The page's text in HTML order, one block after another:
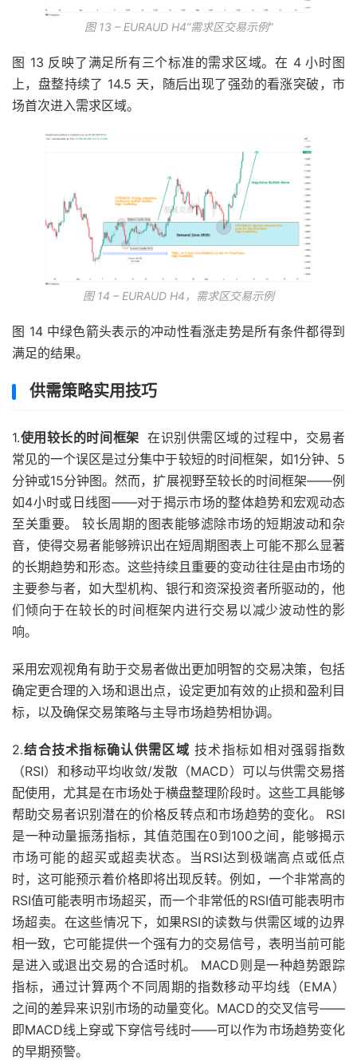
图 13 – EURAUD H4“需求区交易示例”
图 13 反映了满足所有三个标准的需求区域。在 4 小时图
上，盘整持续了 14.5 天，随后出现了强劲的看涨突破，市
场首次进入需求区域。
图 14 – EURAUD H4，需求区交易示例
图 14 中绿色箭头表示的冲动性看涨走势是所有条件都得到
满足的结果。
供需策略实用技巧
1.使用较长的时间框架 在识别供需区域的过程中，交易者
常见的一个误区是过分集中于较短的时间框架，如1分钟、5
分钟或15分钟图。然而，扩展视野至较长的时间框架——例
如4小时或日线图——对于揭示市场的整体趋势和宏观动态
至关重要。 较长周期的图表能够滤除市场的短期波动和杂
音，使得交易者能够辨识出在短周期图表上可能不那么显著
的长期趋势和形态。这些持续且重要的变动往往是由市场的
主要参与者，如大型机构、银行和资深投资者所驱动的，他
们倾向于在较长的时间框架内进行交易以减少波动性的影
响。
采用宏观视角有助于交易者做出更加明智的交易决策，包括
确定更合理的入场和退出点，设定更加有效的止损和盈利目
标，以及确保交易策略与主导市场趋势相协调。
2.结合技术指标确认供需区域 技术指标如相对强弱指数
（RSI）和移动平均收敛/发散（MACD）可以与供需交易搭
配使用，尤其是在市场处于横盘整理阶段时。这些工具能够
帮助交易者识别潜在的价格反转点和市场趋势的变化。 RSI
是一种动量振荡指标，其值范围在0到100之间，能够揭示
市场可能的超买或超卖状态。当RSI达到极端高点或低点
时，这可能预示着价格即将出现反转。例如，一个非常高的
RSI值可能表明市场超买，而一个非常低的RSI值可能表明市
场超卖。在这些情况下，如果RSI的读数与供需区域的边界
相一致，它可能提供一个强有力的交易信号，表明当前可能
是进入或退出交易的合适时机。 MACD则是一种趋势跟踪
指标，通过计算两个不同周期的指数移动平均线（EMA）
之间的差异来识别市场的动量变化。MACD的交叉信号——
即MACD线上穿或下穿信号线时——可以作为市场趋势变化
的早期预警。